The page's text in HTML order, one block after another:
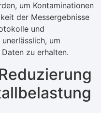
um Kontaminationen
der Messergebnisse
und
um
zu erhalten.